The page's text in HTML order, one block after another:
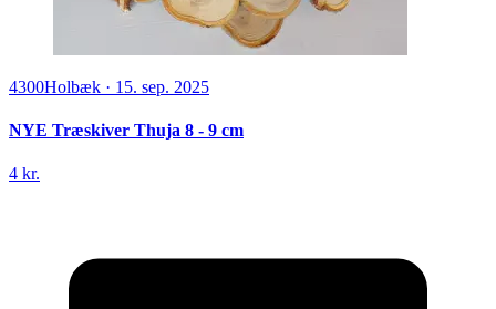
4300Holbæk · 15. sep. 2025
NYE Træskiver Thuja 8 - 9 cm
4 kr.